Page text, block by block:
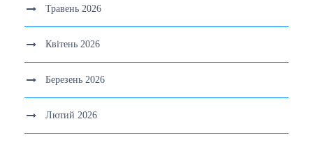
Травень 2026
Квітень 2026
Березень 2026
Лютий 2026